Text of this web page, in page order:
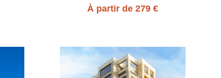
À partir de 279 €